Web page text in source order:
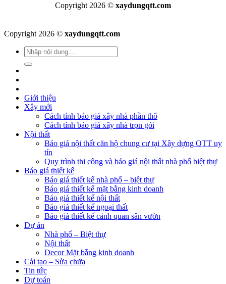
Copyright 2026 © xaydungqtt.com
Copyright 2026 © xaydungqtt.com
Giới thiệu
Xây mới
Cách tính báo giá xây nhà phần thô
Cách tính báo giá xây nhà trọn gói
Nội thất
Báo giá nội thất căn hộ chung cư tại Xây dựng QTT uy
tín
Quy trình thi công và báo giá nội thất nhà phố biệt thự
Báo giá thiết kế
Báo giá thiết kế nhà phố – biệt thự
Báo giá thiết kế mặt bằng kinh doanh
Báo giá thiết kế nội thất
Báo giá thiết kế ngoại thất
Báo giá thiết kế cảnh quan sân vườn
Dự án
Nhà phố – Biệt thự
Nội thất
Decor Mặt bằng kinh doanh
Cải tạo – Sửa chữa
Tin tức
Dự toán